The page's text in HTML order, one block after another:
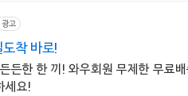
광고
착 바로!
든한 한 끼! 와우회원 무제한 무료
세요!